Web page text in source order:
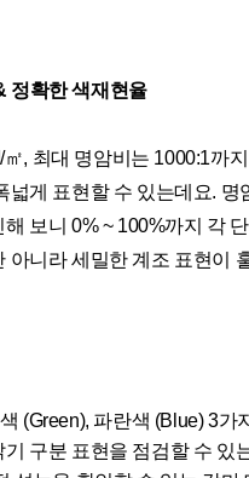
정확한 색재현율
, 최대 명암비는 1000:1까
넓게 표현할 수 있는데요. 명
보니 0% ~ 100%까지 각 단
아니라 세밀한 계조 표현이
(Green), 파란색 (Blue) 3가
구분 표현을 점검할 수 있